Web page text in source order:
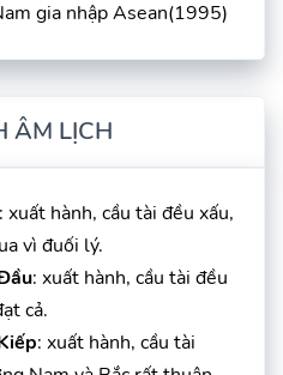
gia nhập Asean(1995)
ÂM LỊCH
: xuất hành, cầu tài đều xấu,
vì đuối lý.
: xuất hành, cầu tài đều
cả.
: xuất hành, cầu tài